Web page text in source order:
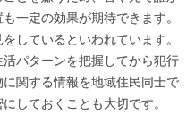
一定の効果が期待できます。
しているといわれています。
パターンを把握してから犯行
関する情報を地域住民同士で
しておくことも大切です。